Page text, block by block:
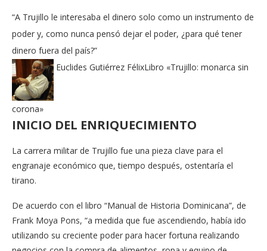
“A Trujillo le interesaba el dinero solo como un instrumento de
poder y, como nunca pensó dejar el poder, ¿para qué tener
dinero fuera del país?”
Euclides Gutiérrez FélixLibro «Trujillo: monarca sin
corona»
INICIO DEL ENRIQUECIMIENTO
La carrera militar de Trujillo fue una pieza clave para el
engranaje económico que, tiempo después, ostentaría el
tirano.
De acuerdo con el libro “Manual de Historia Dominicana”, de
Frank Moya Pons, “a medida que fue ascendiendo, había ido
utilizando su creciente poder para hacer fortuna realizando